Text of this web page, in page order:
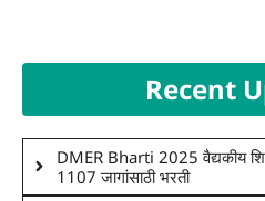
Recent
DMER Bharti 2025 वैद्यकीय
1107 जागांसाठी भरती